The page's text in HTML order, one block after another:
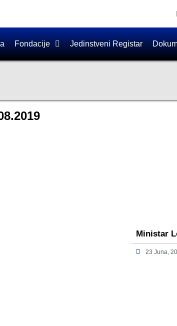
Fondacije Jedinstveni Registar
Ministar
23 Juna,